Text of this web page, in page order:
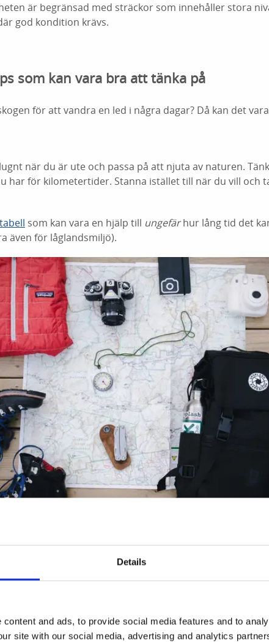
Details
and ads, to provide social media features and to
site with our social media, advertising and analytics
är begränsad med sträckor som innehåller stora
god kondition krävs.
som kan vara bra att tänka på
för att vandra en led i några dagar? Då kan det
när du är ute och passa på att njuta av naturen.
har för kilometertider. Stanna istället till när du vill och
som kan vara en hjälp till ungefärhur lång tid det
även för låglandsmiljö).
viktigaste, att skorna är sköna och bra att gå i. Ofta
eller liknande om du mest går dagsturer. Ska du gå
rejäla vandringsskor eller - kängor. Har du alldeles nya